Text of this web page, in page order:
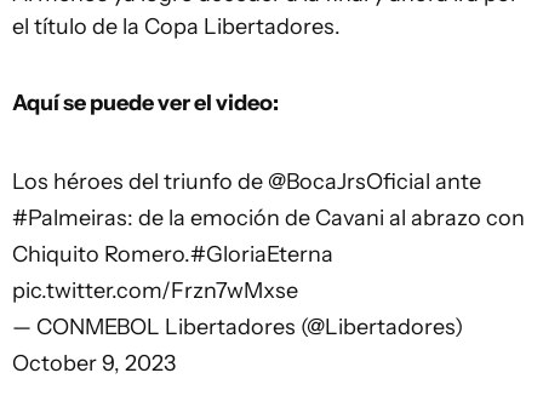
el título de la Copa Libertadores.
Aquí se puede ver el video:
Los héroes del triunfo de @BocaJrsOficial ante
#Palmeiras: de la emoción de Cavani al abrazo con
Chiquito Romero.#GloriaEterna
pic.twitter.com/Frzn7wMxse
— CONMEBOL Libertadores (@Libertadores)
October 9, 2023